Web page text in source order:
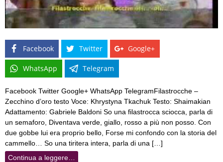
Facebook Twitter Google+
WhatsApp Telegram
Facebook Twitter Google+ WhatsApp TelegramFilastrocche –
Zecchino d’oro testo Voce: Khrystyna Tkachuk Testo: Shaimakian
Adattamento: Gabriele Baldoni So una filastrocca sciocca, parla di
un semaforo, Diventava verde, giallo, rosso a più non posso. Con
due gobbe lui era proprio bello, Forse mi confondo con la storia del
cammello… So una tiritera intera, parla di una […]
Continua a leggere…